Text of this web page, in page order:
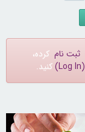
ثبت نام کرده،
(Log In) کنید.